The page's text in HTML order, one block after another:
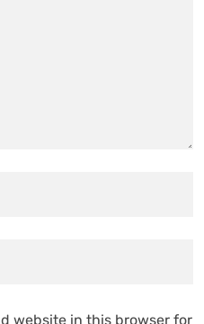
website in this browser for